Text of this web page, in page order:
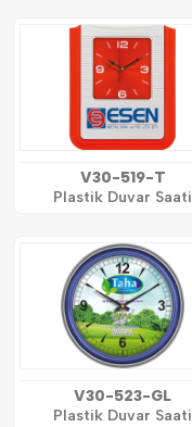
V30-519-T
Plastik Duvar Saati
V30-523-GL
Plastik Duvar Saati